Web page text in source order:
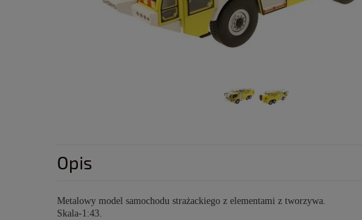
Opis
Metalowy model samochodu strażackiego z elementami z tworzywa.
Skala-1:43.